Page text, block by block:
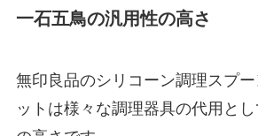
一石五鳥の汎用性の高さ
無印良品のシリコーン調理スプ
ットは様々な調理器具の代用と